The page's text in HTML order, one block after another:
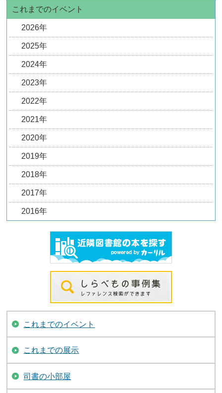
これまでのイベント
2026年
2025年
2024年
2023年
2022年
2021年
2020年
2019年
2018年
2017年
2016年
これまでのイベント
これまでの展示
司書の小部屋